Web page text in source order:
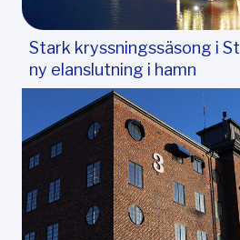
Stark kryssningssäsong i
ny elanslutning i hamn